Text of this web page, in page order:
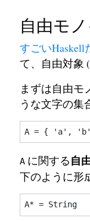
自由モ
すごいHaskell
て、自由対象
まずは自由モ
うな文字の集
Aに関する自
下のように形
A* = String